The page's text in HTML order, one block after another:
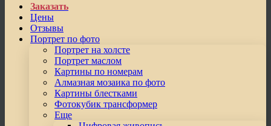
Заказать
Цены
Отзывы
Портрет по фото
Портрет на холсте
Портрет маслом
Картины по номерам
Алмазная мозаика по фото
Картины блестками
Фотокубик трансформер
Еще